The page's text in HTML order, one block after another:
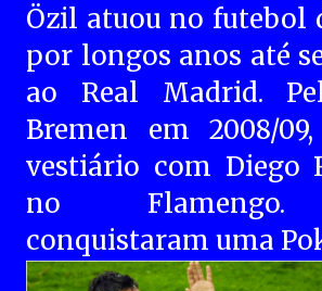
Özil atuou no futebol
por longos anos até
ao Real Madrid.
Bremen em 2008/
vestiário com Diego
no ​Flamengo.
conquistaram uma